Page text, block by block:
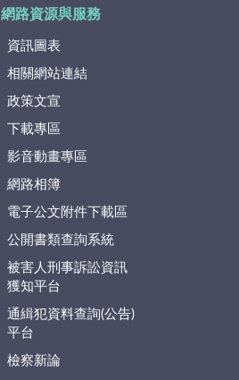
網路資源與服務
資訊圖表
相關網站連結
政策文宣
下載專區
影音動畫專區
網路相簿
電子公文附件下載區
公開書類查詢系統
被害人刑事訴訟資訊
獲知平台
通緝犯資料查詢(公告)
平台
檢察新論